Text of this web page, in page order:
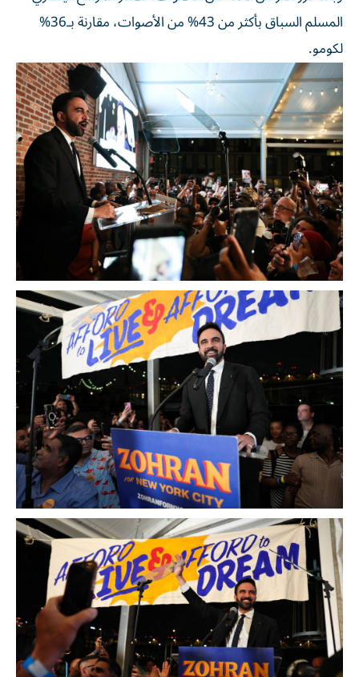
المسلم السباق بأكثر من 43% من الأصوات، مقارنة بـ36%
لكومو.